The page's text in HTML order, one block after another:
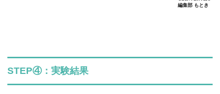
編集部 もとき
STEP④：実験結果